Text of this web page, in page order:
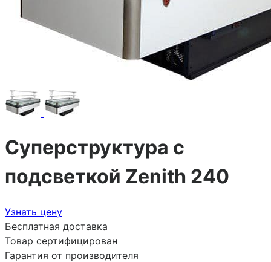
Суперструктура с
подсветкой Zenith 240
Узнать цену
Бесплатная доставка
Товар сертифицирован
Гарантия от производителя